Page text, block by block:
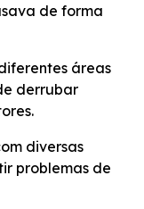
de forma
áreas
derrubar
diversas
problemas de